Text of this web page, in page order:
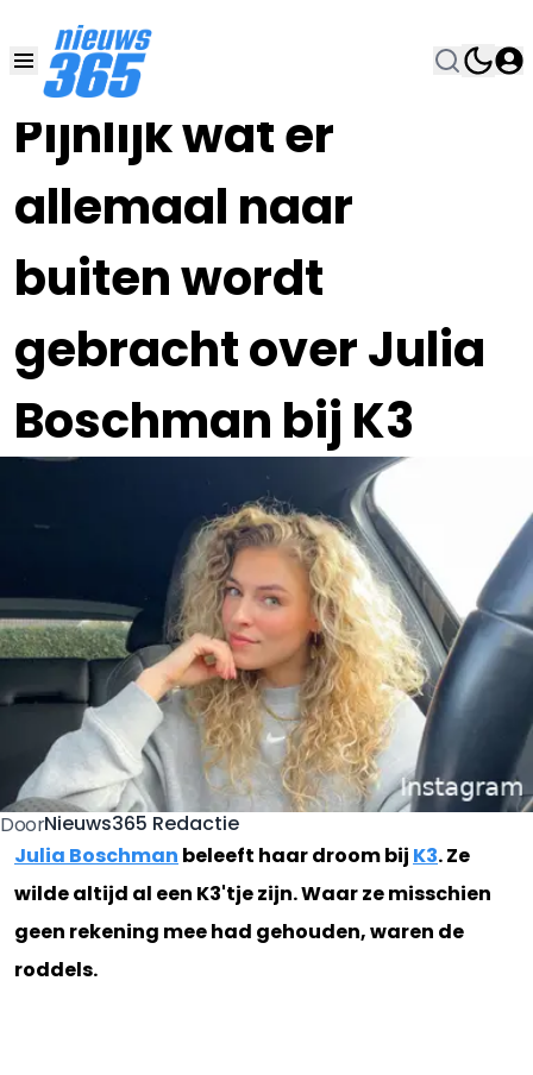
Pijnlijk wat er
allemaal naar
buiten wordt
gebracht over Julia
Boschman bij K3
20 MEI 2024, 12:00
DoorNieuws365 Redactie
Julia Boschman beleeft haar droom bij K3. Ze
wilde altijd al een K3'tje zijn. Waar ze misschien
geen rekening mee had gehouden, waren de
roddels.